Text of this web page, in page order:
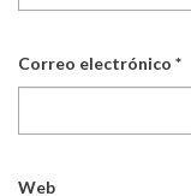
Correo electrónico *
Web